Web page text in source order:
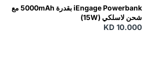
iEngage Powerbank بقدرة 5000mAh مع
شحن لاسلكي (15W)
KD 10.000